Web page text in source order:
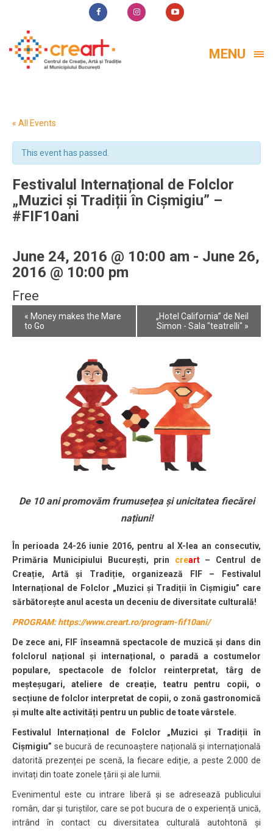
MENU
« All Events
This event has passed.
Festivalul Internațional de Folclor
„Muzici și Tradiții în Cișmigiu” –
#FIF10ani
June 24, 2016 @ 10:00 am - June 26,
2016 @ 10:00 pm
Free
Event
Navigation
« Money makes the Mare
to Go
„Hotel California” de Neil
Simon - Sala "teatrelli" »
De 10 ani promovăm frumusețea și unicitatea fiecărei
națiuni!
În perioada 24-26 iunie 2016, pentru al X-lea an consecutiv,
Primăria Municipiului București, prin creart– Centrul de
Creație, Artă și Tradiție, organizează FIF – Festivalul
Internațional de Folclor „Muzici și Tradiții în Cișmigiu” care
sărbătorește anul acesta un deceniu de diversitate culturală!
PROGRAM: https://www.creart.ro/program-fif10ani/
De zece ani, FIF înseamnă spectacole de muzicăși dans din
folclorul național și internațional, o paradăa costumelor
populare, spectacole de folclor reinterpretat, târg de
meșteșugari, ateliere de creație, teatru pentru copii, o
secțiune de folclor interpretat de copii, o zonă gastronomică
și multe alte activități pentru un public de toate vârstele.
Festivalul Internațional de Folclor „Muzici și Tradiții în
Cișmigiu” se bucură de recunoaștere națională și internațională
datorită prezenței pe scenă, la fiecare ediție, a peste 2.000 de
invitați din toate zonele țării și ale lumii.
Evenimentul este cu intrare liberă și se adresează publicului
român, dar și turiștilor, care se pot bucura de o experiență unică,
intrând în contact cu diversitatea culturală autohtonă și